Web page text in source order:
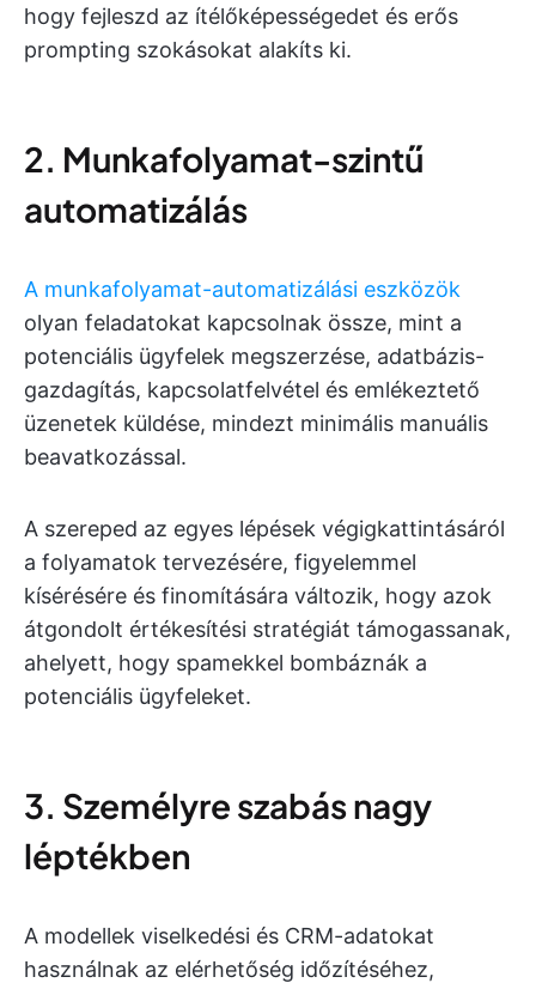
hogy fejleszd az ítélőképességedet és erős
prompting szokásokat alakíts ki.
2. Munkafolyamat-szintű
automatizálás
A munkafolyamat-automatizálási eszközök
olyan feladatokat kapcsolnak össze, mint a
potenciális ügyfelek megszerzése, adatbázis-
gazdagítás, kapcsolatfelvétel és emlékeztető
üzenetek küldése, mindezt minimális manuális
beavatkozással.
A szereped az egyes lépések végigkattintásáról
a folyamatok tervezésére, figyelemmel
kísérésére és finomítására változik, hogy azok
átgondolt értékesítési stratégiát támogassanak,
ahelyett, hogy spamekkel bombáznák a
potenciális ügyfeleket.
3. Személyre szabás nagy
léptékben
A modellek viselkedési és CRM-adatokat
használnak az elérhetőség időzítéséhez,